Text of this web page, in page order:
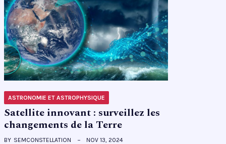
ASTRONOMIE ET ASTROPHYSIQUE
Satellite innovant : surveillez les
changements de la Terre
BY SEMCONSTELLATION NOV 13, 2024